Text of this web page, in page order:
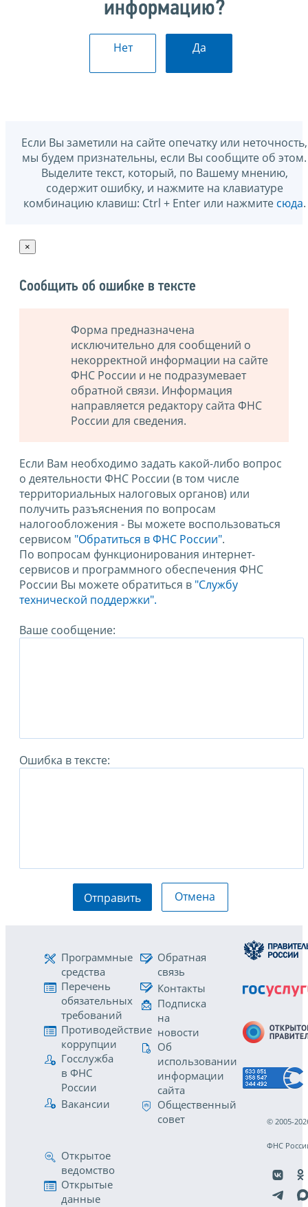
информацию?
Нет Да
Если Вы заметили на сайте опечатку или неточность,
мы будем признательны, если Вы сообщите об этом.
Выделите текст, который, по Вашему мнению,
содержит ошибку, и нажмите на клавиатуре
комбинацию клавиш: Ctrl + Enter или нажмите сюда.
×
Сообщить об ошибке в тексте
Форма предназначена
исключительно для сообщений о
некорректной информации на сайте
ФНС России и не подразумевает
обратной связи. Информация
направляется редактору сайта ФНС
России для сведения.
Если Вам необходимо задать какой-либо вопрос
о деятельности ФНС России (в том числе
территориальных налоговых органов) или
получить разъяснения по вопросам
налогообложения - Вы можете воспользоваться
сервисом "Обратиться в ФНС России".
По вопросам функционирования интернет-
сервисов и программного обеспечения ФНС
России Вы можете обратиться в "Службу
технической поддержки".
Ваше сообщение:
Ошибка в тексте:
Отправить Отмена
Программные
средства
Перечень
обязательных
требований
Противодействие
коррупции
Госслужба
в ФНС
России
Вакансии
Обратная
связь
Контакты
Подписка
на
новости
Об
использовании
информации
сайта
Общественный
совет
Открытое
ведомство
Открытые
данные
© 2005-
ФНС